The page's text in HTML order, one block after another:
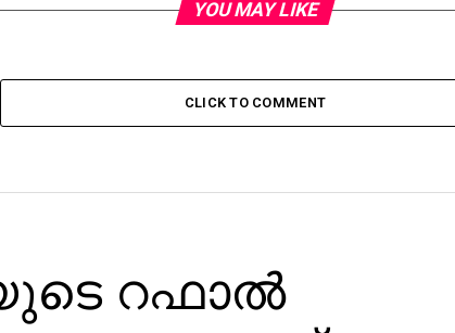
YOU MAY LIKE
CLICK TO COMMENT
റഫാല്‍